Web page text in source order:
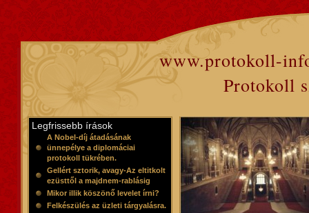
www.protokoll-
Protokoll
Legfrissebb írások
A Nobel-díj átadásának
ünnepélye a diplomáciai
protokoll tükrében.
Gellért sztorik, avagy-Az eltitkolt
ezüsttől a majdnem-rablásig
Mikor illik köszönő levelet írni?
Felkészülés az üzleti tárgyalásra.